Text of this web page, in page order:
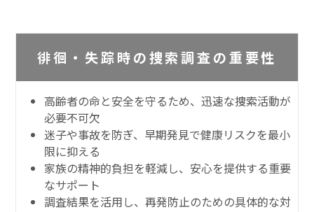
徘徊・失踪時の捜索調査の重要性
高齢者の命と安全を守るため、迅速な捜索活動が
必要不可欠
迷子や事故を防ぎ、早期発見で健康リスクを最小
限に抑える
家族の精神的負担を軽減し、安心を提供する重要
なサポート
調査結果を活用し、再発防止のための具体的な対